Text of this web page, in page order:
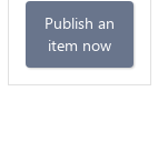
Publish an
item now